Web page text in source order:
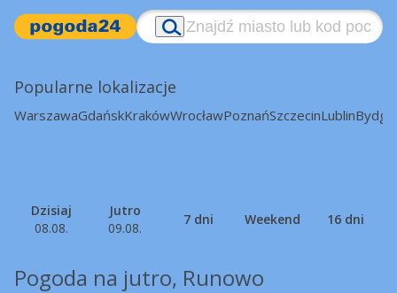
Popularne lokalizacje
WarszawaGdańskKrakówWrocławPoznańSzczecinLublin
Dzisiaj
08.08.
Jutro
09.08.
7 dni Weekend 16 dni
Pogoda na jutro, Runowo